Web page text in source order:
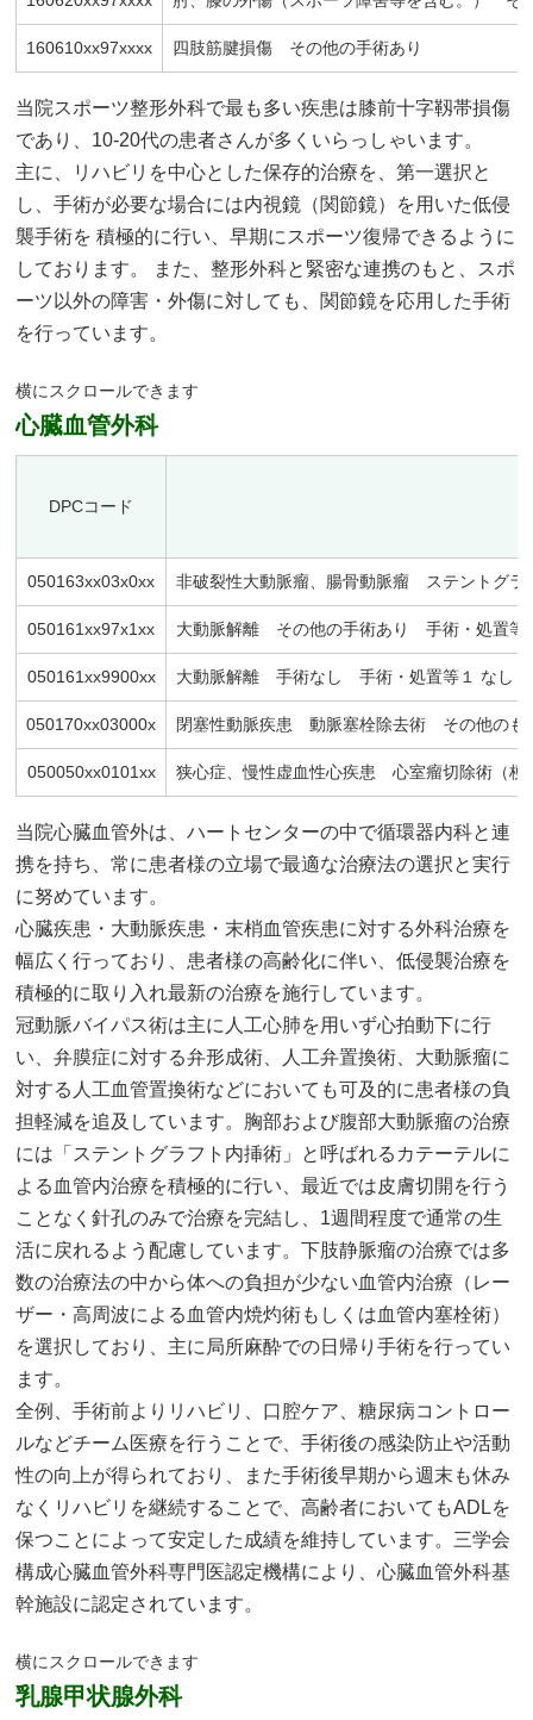
160610xx97xxxx 四肢筋腱損傷 その他の手術あり
当院スポーツ整形外科で最も多い疾患は膝前十字靱帯損傷
であり、10-20代の患者さんが多くいらっしゃいます。
主に、リハビリを中心とした保存的治療を、第一選択と
し、手術が必要な場合には内視鏡（関節鏡）を用いた低侵
襲手術を 積極的に行い、早期にスポーツ復帰できるように
しております。 また、整形外科と緊密な連携のもと、スポ
ーツ以外の障害・外傷に対しても、関節鏡を応用した手術
を行っています。
心臓血管外科
DPCコード
050163xx03x0xx 非破裂性大動脈瘤、腸骨動脈瘤 ステントグ
050161xx97x1xx 大動脈解離 その他の手術あり 手術・処置等
050161xx9900xx 大動脈解離 手術なし 手術・処置等１ なし
050170xx03000x 閉塞性動脈疾患 動脈塞栓除去術 その他の
050050xx0101xx 狭心症、慢性虚血性心疾患 心室瘤切除術（
当院心臓血管外は、ハートセンターの中で循環器内科と連
携を持ち、常に患者様の立場で最適な治療法の選択と実行
に努めています。
心臓疾患・大動脈疾患・末梢血管疾患に対する外科治療を
幅広く行っており、患者様の高齢化に伴い、低侵襲治療を
積極的に取り入れ最新の治療を施行しています。
冠動脈バイパス術は主に人工心肺を用いず心拍動下に行
い、弁膜症に対する弁形成術、人工弁置換術、大動脈瘤に
対する人工血管置換術などにおいても可及的に患者様の負
担軽減を追及しています。胸部および腹部大動脈瘤の治療
には「ステントグラフト内挿術」と呼ばれるカテーテルに
よる血管内治療を積極的に行い、最近では皮膚切開を行う
ことなく針孔のみで治療を完結し、1週間程度で通常の生
活に戻れるよう配慮しています。下肢静脈瘤の治療では多
数の治療法の中から体への負担が少ない血管内治療（レー
ザー・高周波による血管内焼灼術もしくは血管内塞栓術）
を選択しており、主に局所麻酔での日帰り手術を行ってい
ます。
全例、手術前よりリハビリ、口腔ケア、糖尿病コントロー
ルなどチーム医療を行うことで、手術後の感染防止や活動
性の向上が得られており、また手術後早期から週末も休み
なくリハビリを継続することで、高齢者においてもADLを
保つことによって安定した成績を維持しています。三学会
構成心臓血管外科専門医認定機構により、心臓血管外科基
幹施設に認定されています。
乳腺甲状腺外科